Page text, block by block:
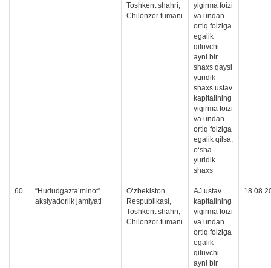
Toshkent shahri,
Chilonzor tumani
yigirma foizi
va undan
ortiq foiziga
egalik
qiluvchi
ayni bir
shaxs qaysi
yuridik
shaxs ustav
kapitalining
yigirma foizi
va undan
ortiq foiziga
egalik qilsa,
oʻsha
yuridik
shaxs
60.
“Hududgazta’minot”
aksiyadorlik jamiyati
O‘zbekiston
Respublikasi,
Toshkent shahri,
Chilonzor tumani
AJ ustav
kapitalining
yigirma foizi
va undan
ortiq foiziga
egalik
qiluvchi
ayni bir